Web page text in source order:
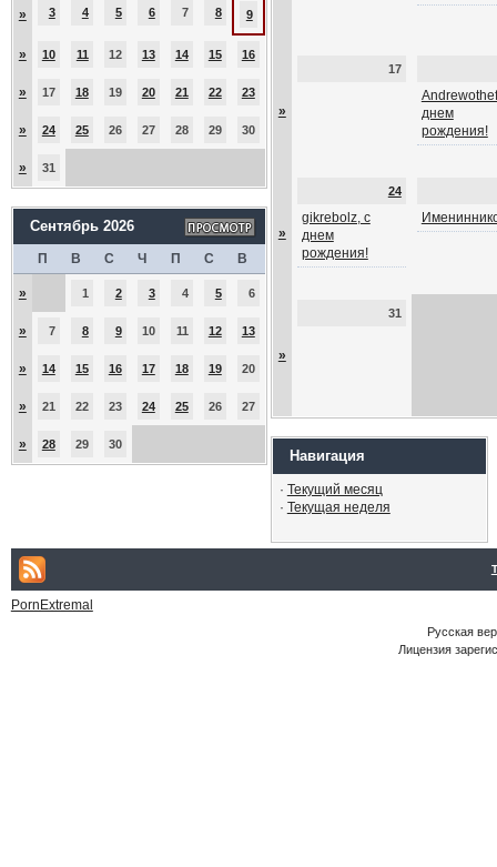
» 3 4 5 6 7 8 9
» 10 11 12 13 14 15 16
» 17 18 19 20 21 22 23
» 24 25 26 27 28 29 30
» 31
Сентябрь 2026
П В С Ч П С В
» 1 2 3 4 5 6
» 7 8 9 10 11 12 13
» 14 15 16 17 18 19 20
» 21 22 23 24 25 26 27
» 28 29 30
»
17
днем
рождения!
»
24
gikrebolz, с
днем
рождения!
»
31
Навигация
· Текущий месяц
· Текущая неделя
PornExtremal
Русская
Лицензия